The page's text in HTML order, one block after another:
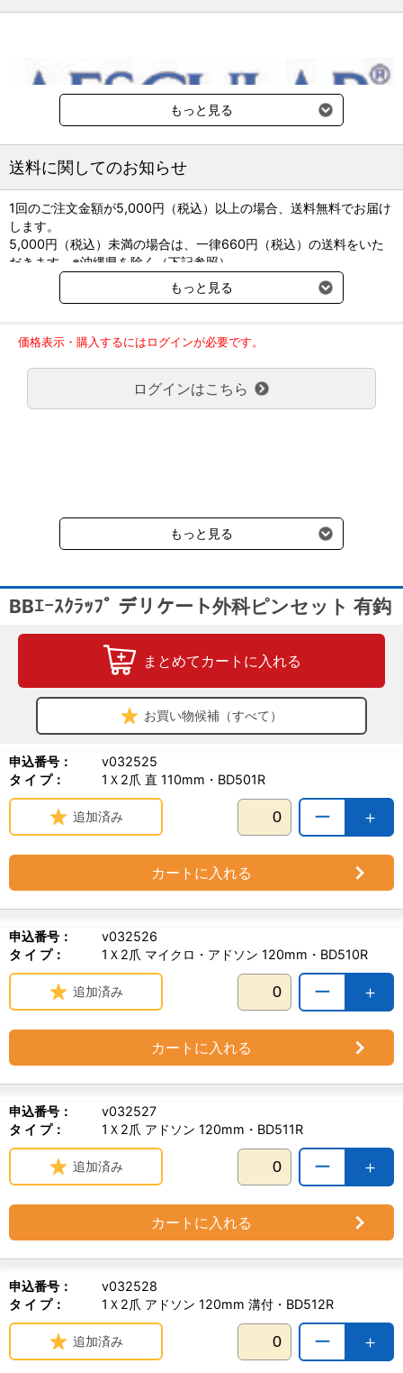
※国外からの取り寄せのためお時間をいただく場合がございま
す。
医療機器許認可番号は製造付属の添付文書を参照下さい。
長くご愛用いただくために。
専用のメンテナンスオイル「ステリリットi」の商品ページでは、
メンテナンス方法をご案内しております。
正しいメンテナンスは、破損、変色、錆びなどの予防につながり
メンテナンス用オイル ステリリットｉの商品ページはこちら
もっと見る
送料に関してのお知らせ
1回のご注文金額が5,000円（税込）以上の場合、送料無料でお届け
します。
5,000円（税込）未満の場合は、一律660円（税込）の送料をいた
だきます。※沖縄県を除く（下記参照）
※2017年11月14日（火）より沖縄県へのお届けにつきましては、1
回のご注文金額（税込）が、30,000円以上で配送無料となります。
ご了承のほどよろしくお願い致します。
弊社都合でお届けが２回以上に分かれる場合の送料負担は、１回分
のみで新たな送料は発生しません。
大型商品送料が必要な商品をご注文の場合は、大型商品送料のみご
負担頂きます。
受けます。
もっと見る
価格表示・購入するにはログインが必要です。
ログインはこちら
もっと見る
BBｴｰｽｸﾗｯﾌﾟ デリケート外科ピンセット 有鈎
まとめてカートに入れる
お買い物候補（すべて）
申込番号：
v032525
タ イ プ：
1Ｘ2爪 直 110mm・BD501R
＋
ー
追加済み
カートに入れる
申込番号：
v032526
タ イ プ：
1Ｘ2爪 マイクロ・アドソン 120mm・BD510R
＋
ー
追加済み
カートに入れる
申込番号：
v032527
タ イ プ：
1Ｘ2爪 アドソン 120mm・BD511R
＋
ー
追加済み
カートに入れる
申込番号：
v032528
タ イ プ：
1Ｘ2爪 アドソン 120mm 溝付・BD512R
＋
ー
追加済み